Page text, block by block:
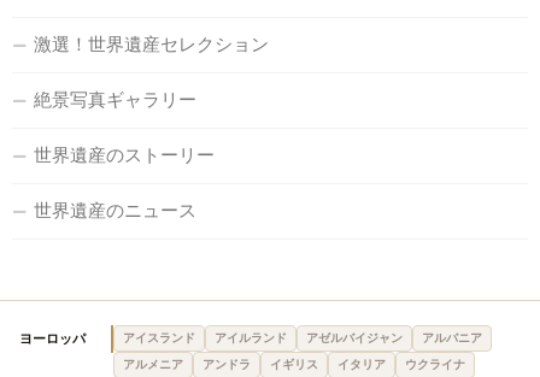
激選！世界遺産セレクション
絶景写真ギャラリー
世界遺産のストーリー
世界遺産のニュース
ヨーロッパ アイスランド アイルランド アゼルバイジャン
アルバニア
アルメニア
アンドラ イギリス イタリア
ウクライナ